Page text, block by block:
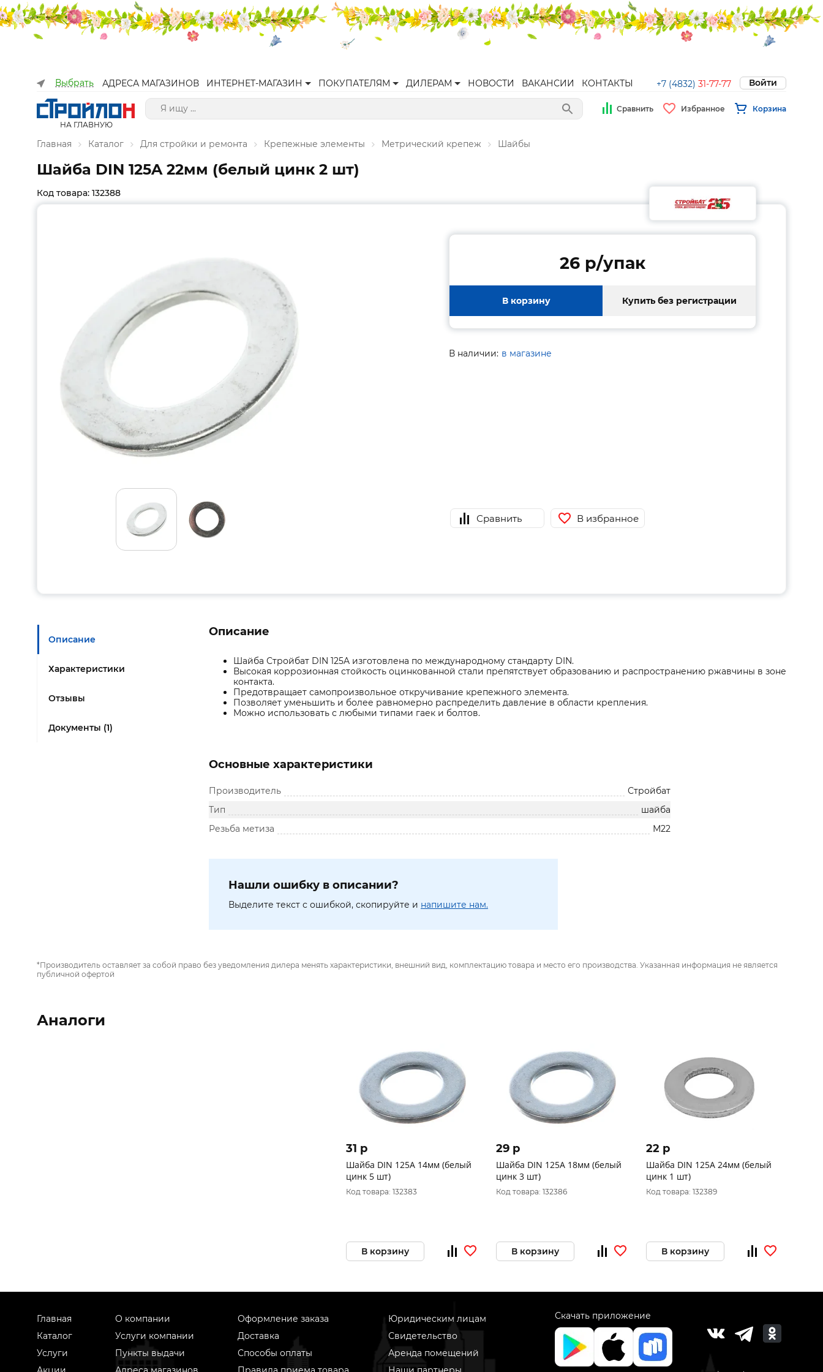
Выбрать АДРЕСА МАГАЗИНОВ ИНТЕРНЕТ-МАГАЗИН ПОКУПАТЕЛЯМ ДИЛЕРАМ НОВОСТИ ВАКАНСИИ КОНТАКТЫ +7 (4832) 31-77-77 Войти
НА ГЛАВНУЮ
Сравнить Избранное Корзина
Главная Каталог Для стройки и ремонта Крепежные элементы Метрический крепеж Шайбы
Шайба DIN 125A 22мм (белый цинк 2 шт)
Код товара: 132388
26 p/упак
В корзину Купить без регистрации
В наличии: в магазине
Сравнить В избранное
Описание
Характеристики
Отзывы
Документы (1)
Описание
Шайба Стройбат DIN 125A изготовлена по международному стандарту DIN.
Высокая коррозионная стойкость оцинкованной стали препятствует образованию и распространению ржавчины в зоне
контакта.
Предотвращает самопроизвольное откручивание крепежного элемента.
Позволяет уменьшить и более равномерно распределить давление в области крепления.
Можно использовать с любыми типами гаек и болтов.
Основные характеристики
Производитель
Стройбат
Тип
шайба
Резьба метиза
М22
Нашли ошибку в описании?
Выделите текст с ошибкой, скопируйте и напишите нам.
*Производитель оставляет за собой право без уведомления дилера менять характеристики, внешний вид, комплектацию товара и место его производства. Указанная информация не является
публичной офертой
Аналоги
31 p
Шайба DIN 125A 14мм (белый
цинк 5 шт)
Код товара: 132383
В корзину
29 p
Шайба DIN 125A 18мм (белый
цинк 3 шт)
Код товара: 132386
В корзину
22 p
Шайба DIN 125A 24мм (белый
цинк 1 шт)
Код товара: 132389
В корзину
Главная
Каталог
Услуги
О компании
Услуги компании
Пункты выдачи
Оформление заказа
Доставка
Способы оплаты
Юридическим лицам
Свидетельство
Аренда помещений
Скачать приложение